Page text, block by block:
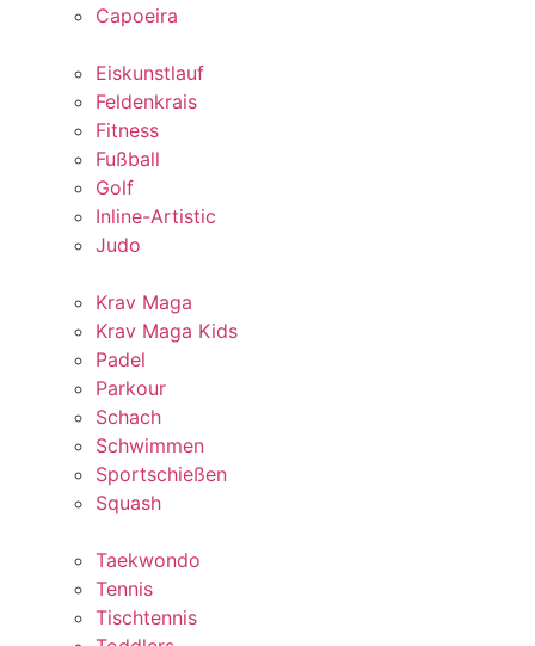
Capoeira
Eiskunstlauf
Feldenkrais
Fitness
Fußball
Golf
Inline-Artistic
Judo
Krav Maga
Krav Maga Kids
Padel
Parkour
Schach
Schwimmen
Sportschießen
Squash
Taekwondo
Tennis
Tischtennis